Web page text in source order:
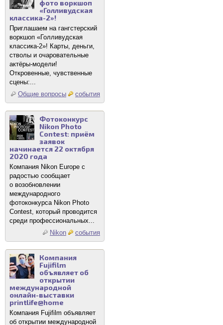
фото воркшоп
«Голливудская
классика-2»!
Приглашаем на гангстерский
воркшоп «Голливудская
классика-2»! Карты, деньги,
стволы и очаровательные
актёры-модели!
Откровенные, чувственные
сцены:...
Общие вопросы
события
Фотоконкурс
Nikon Photo
Contest: приём
заявок
начинается 22 октября
2020 года
Компания Nikon Europe с
радостью сообщает
о возобновлении
международного
фотоконкурса Nikon Photo
Contest, который проводится
среди профессиональных...
Nikon
события
Компания
Fujifilm
объявляет об
открытии
международной
онлайн-выставки
printlife@home
Компания Fujifilm объявляет
об открытии международной